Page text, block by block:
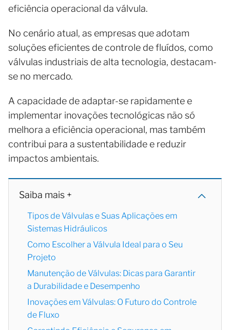
eficiência operacional da válvula.
No cenário atual, as empresas que adotam
soluções eficientes de controle de fluídos, como
válvulas industriais de alta tecnologia, destacam-
se no mercado.
A capacidade de adaptar-se rapidamente e
implementar inovações tecnológicas não só
melhora a eficiência operacional, mas também
contribui para a sustentabilidade e reduzir
impactos ambientais.
Saiba mais +
Tipos de Válvulas e Suas Aplicações em
Sistemas Hidráulicos
Como Escolher a Válvula Ideal para o Seu
Projeto
Manutenção de Válvulas: Dicas para Garantir
a Durabilidade e Desempenho
Inovações em Válvulas: O Futuro do Controle
de Fluxo